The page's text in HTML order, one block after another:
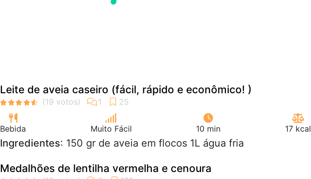
Leite de aveia caseiro (fácil, rápido e econômico! )
Bebida Muito Fácil 10 min 17 kcal
Ingredientes: 150 gr de aveia em flocos 1L água fria
Medalhões de lentilha vermelha e cenoura